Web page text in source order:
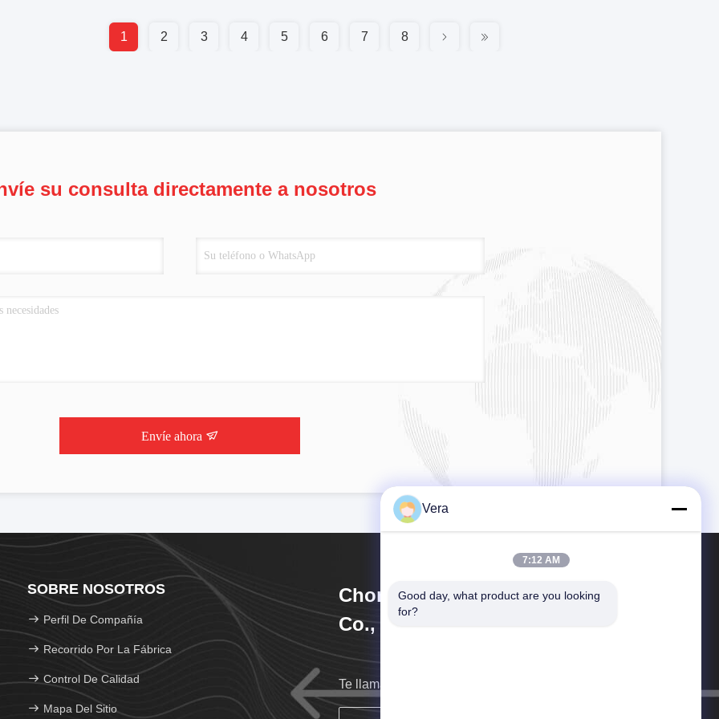
1 2 3 4 5 6 7 8
su consulta directamente a nosotros
Envíe ahora
SOBRE NOSOTROS
Perfil De Compañía
Recorrido Por La Fábrica
Control De Calidad
Mapa Del Sitio
Chongqing Longkang Motorcycle
Co., Ltd.
Te llamaremos tan pronto como sea posible.
Vera
7:12 AM
Good day, what product are you looking
for?